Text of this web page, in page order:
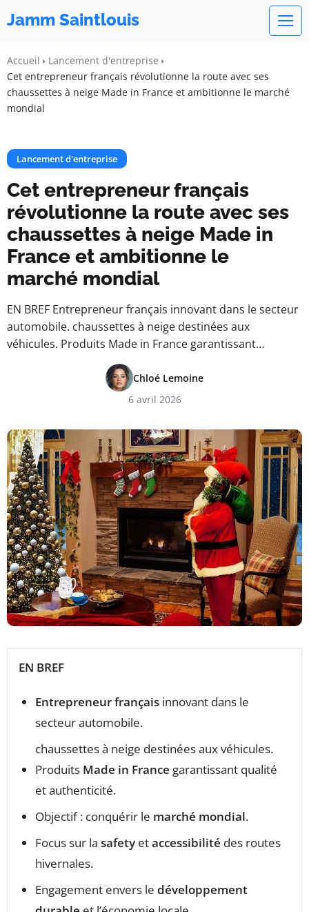
Jamm Saintlouis
Accueil
Lancement d'entreprise
Cet entrepreneur français révolutionne la route avec ses
chaussettes à neige Made in France et ambitionne le marché
mondial
Lancement d'entreprise
Cet entrepreneur français
révolutionne la route avec ses
chaussettes à neige Made in
France et ambitionne le
marché mondial
EN BREF Entrepreneur français innovant dans le secteur
automobile. chaussettes à neige destinées aux
véhicules. Produits Made in France garantissant…
Chloé Lemoine
6 avril 2026
EN BREF
Entrepreneur français innovant dans le
secteur automobile.
chaussettes à neige destinées aux véhicules.
Produits Made in France garantissant qualité
et authenticité.
Objectif : conquérir le marché mondial.
Focus sur la safety etaccessibilité des routes
hivernales.
Engagement envers le développement